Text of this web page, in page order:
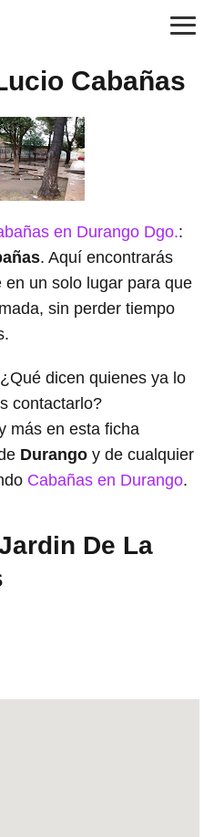
Cabañas
en Durango Dgo.:
. Aquí encontrarás
un solo lugar para que
sin perder tiempo
dicen quienes ya lo
contactarlo?
más en esta ficha
Durango y de cualquier
Cabañas en Durango.
De La